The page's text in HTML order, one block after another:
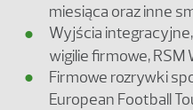
miesiąca oraz inne
Wyjścia
wigilie firmowe, RSM
Firmowe rozrywki
European Football